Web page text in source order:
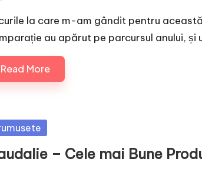
la care m-am gândit pentru această
au apărut pe parcursul anului, și
Read More
– Cele mai Bune